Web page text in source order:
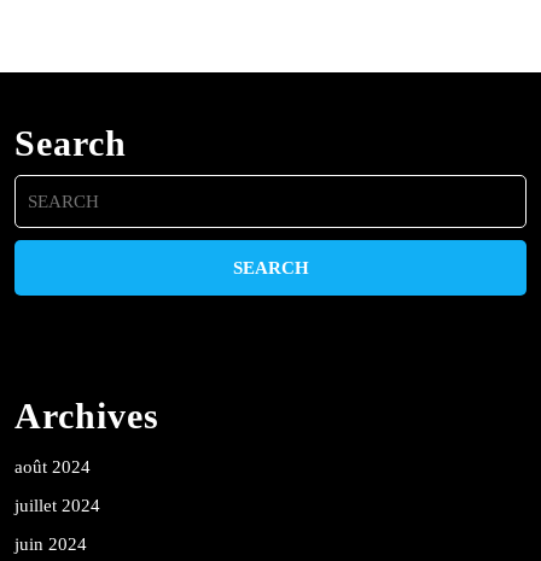
Search
Search
for:
Archives
août 2024
juillet 2024
juin 2024